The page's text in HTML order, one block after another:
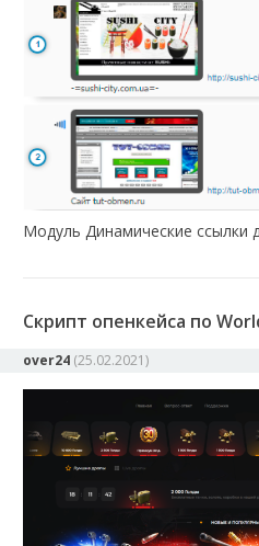
Модуль Динамические ссылки
Скрипт опенкейса по
over24 (25.02.2021)